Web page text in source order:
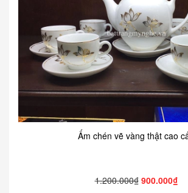
Ấm chén vẽ vàng thật cao
1.200.000₫ 900.000₫